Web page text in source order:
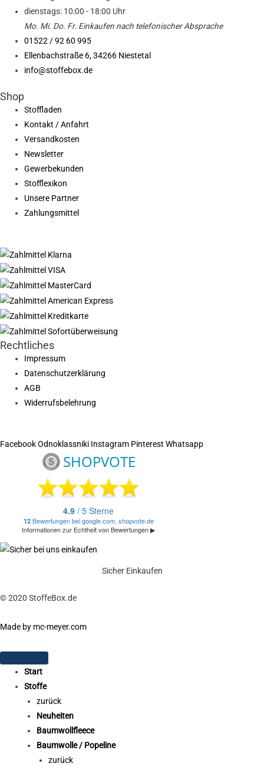
dienstags: 10:00 - 18:00 Uhr
Mo. Mi. Do. Fr. Einkaufen nach telefonischer Absprache
01522 / 92 60 995
Ellenbachstraße 6, 34266 Niestetal
info@stoffebox.de
Shop
Stoffladen
Kontakt / Anfahrt
Versandkosten
Newsletter
Gewerbekunden
Stofflexikon
Unsere Partner
Zahlungsmittel
Rechtliches
Impressum
Datenschutzerklärung
AGB
Widerrufsbelehrung
FacebookOdnoklassniki Instagram Pinterest Whatsapp
Sicher Einkaufen
© 2020 StoffeBox.de
Made by mc-meyer.com
Start
Stoffe
zurück
Neuheiten
Baumwollfleece
Baumwolle / Popeline
zurück